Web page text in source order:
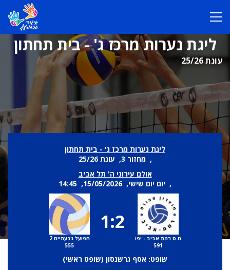
ליגת נערות מרכז ג' - בית תחתון
עונת 25/26
ליגת נערות מרכז ג' - בית תחתון
, מחזור 3, עונת 25/26
אולם עירוני ה' תל אביב
, יום יום שישי, 15/05/2026, 14:45
מ.ס רמת אביב - יפו
591
1:2
הפועל גבעתיים 2
555
שופט: אסף גרשנסון (שופט ראשי)